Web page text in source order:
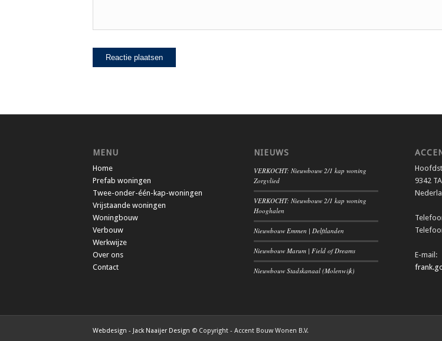
MENU
Home
Prefab woningen
Twee-onder-één-kap-woningen
Vrijstaande woningen
Woningbouw
Verbouw
Werkwijze
Over ons
Contact
NIEUWS
VERKOCHT: Nieuwbouw 2/1 kap woning
Zorgvlied
VERKOCHT: Nieuwbouw 2/1 kap woning
Hooghalen
Nieuwbouw Emmen | Delftlanden
Nieuwbouw Marum | Field of Dreams
Nieuwbouw Stadskanaal (Molenwijk)
9342
E-mail:
Webdesign - Jack Naaijer Design © Copyright - Accent Bouw Wonen B.V.